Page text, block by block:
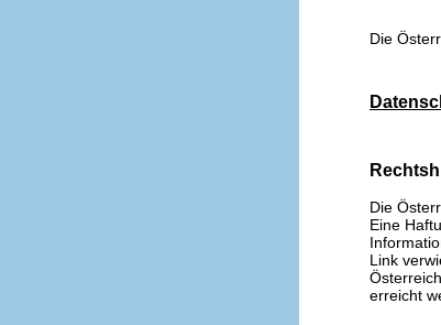
Die
Die
Eine
Link
erreicht